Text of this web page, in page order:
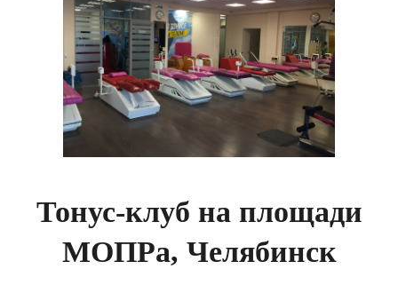
Тонус-клуб на площади
МОПРа, Челябинск